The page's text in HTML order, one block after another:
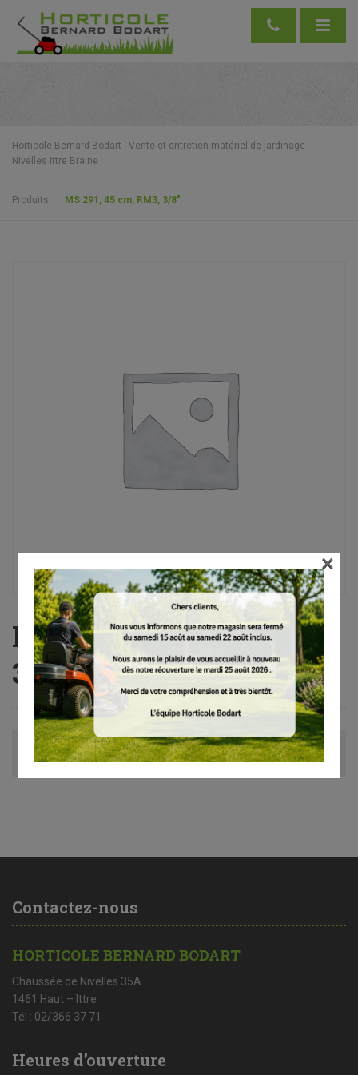
Horticole Bernard Bodart - Vente et entretien matériel de jardinage -
Nivelles Ittre Braine
Produits MS 291, 45 cm, RM3, 3/8″
MS 291, 45 cm, RM3,
3/8″
Avis (0)
Contactez-nous
HORTICOLE BERNARD BODART
Chaussée de Nivelles 35A
1461 Haut – Ittre
Tél : 02/366 37 71
Heures d’ouverture
×